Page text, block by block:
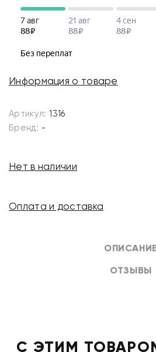
ОПИСАНИЕ
ОТЗЫВЫ
Информация о товаре
Артикул: 1316
Бренд: -
Нет в наличии
Оплата и доставка
С ЭТИМ